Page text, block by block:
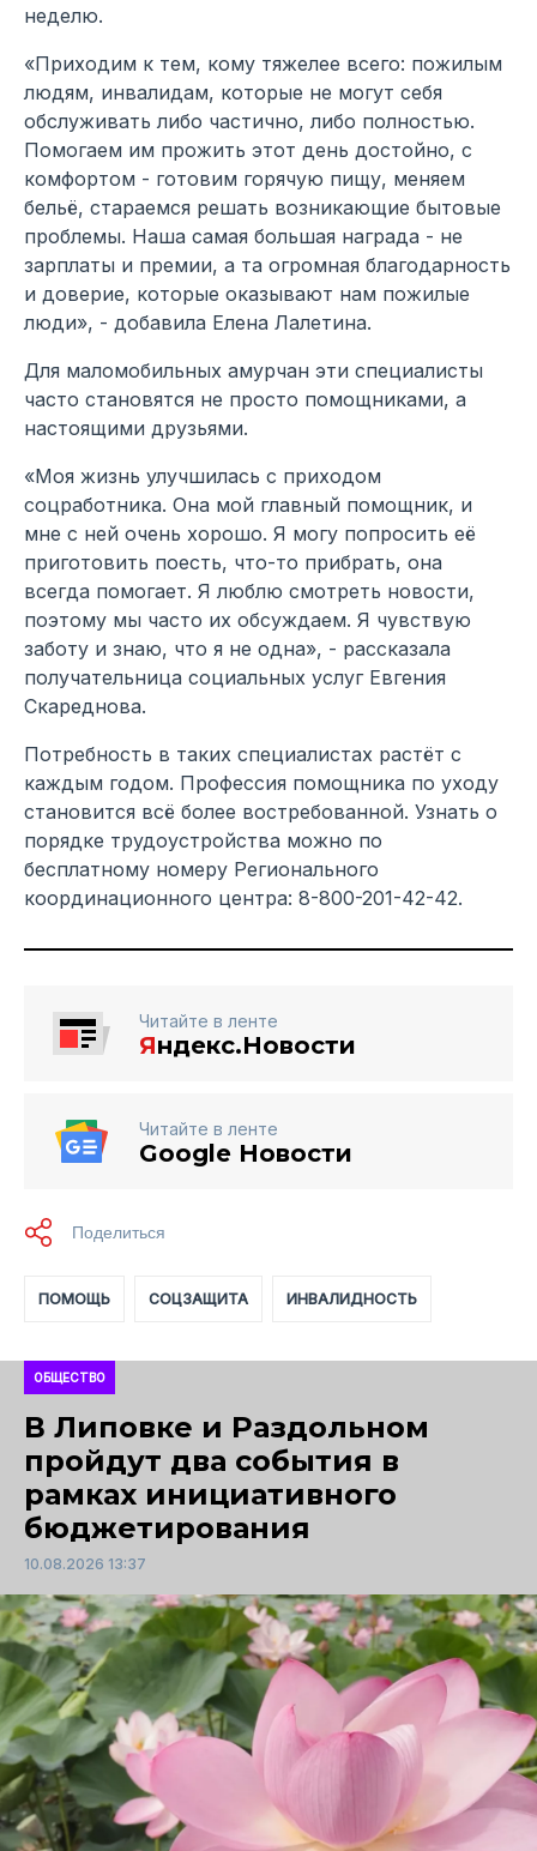
неделю.
«Приходим к тем, кому тяжелее всего: пожилым
людям, инвалидам, которые не могут себя
обслуживать либо частично, либо полностью.
Помогаем им прожить этот день достойно, с
комфортом - готовим горячую пищу, меняем
бельё, стараемся решать возникающие бытовые
проблемы. Наша самая большая награда - не
зарплаты и премии, а та огромная благодарность
и доверие, которые оказывают нам пожилые
люди», - добавила Елена Лалетина.
Для маломобильных амурчан эти специалисты
часто становятся не просто помощниками, а
настоящими друзьями.
«Моя жизнь улучшилась с приходом
соцработника. Она мой главный помощник, и
мне с ней очень хорошо. Я могу попросить её
приготовить поесть, что-то прибрать, она
всегда помогает. Я люблю смотреть новости,
поэтому мы часто их обсуждаем. Я чувствую
заботу и знаю, что я не одна», - рассказала
получательница социальных услуг Евгения
Скареднова.
Потребность в таких специалистах растёт с
каждым годом. Профессия помощника по уходу
становится всё более востребованной. Узнать о
порядке трудоустройства можно по
бесплатному номеру Регионального
координационного центра: 8-800-201-42-42.
Читайте в ленте
Яндекс.Новости
Читайте в ленте
Google Новости
ПОМОЩЬ СОЦЗАЩИТА ИНВАЛИДНОСТЬ
ОБЩЕСТВО
В Липовке и Раздольном
пройдут два события в
рамках инициативного
бюджетирования
10.08.2026 13:37